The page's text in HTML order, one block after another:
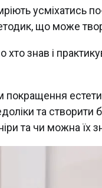
усміхатись
що може
хто знав і
та створити
та чи можна їх